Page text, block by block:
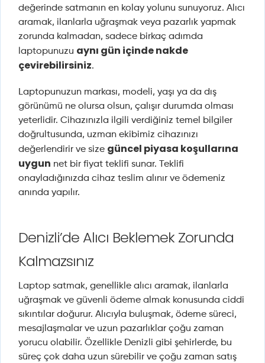
değerinde satmanın en kolay yolunu sunuyoruz. Alıcı
aramak, ilanlarla uğraşmak veya pazarlık yapmak
zorunda kalmadan, sadece birkaç adımda
laptopunuzu aynı gün içinde nakde
çevirebilirsiniz.
Laptopunuzun markası, modeli, yaşı ya da dış
görünümü ne olursa olsun, çalışır durumda olması
yeterlidir. Cihazınızla ilgili verdiğiniz temel bilgiler
doğrultusunda, uzman ekibimiz cihazınızı
değerlendirir ve size güncel piyasa koşullarına
uygun net bir fiyat teklifi sunar. Teklifi
onayladığınızda cihaz teslim alınır ve ödemeniz
anında yapılır.
Denizli’de Alıcı Beklemek Zorunda
Kalmazsınız
Laptop satmak, genellikle alıcı aramak, ilanlarla
uğraşmak ve güvenli ödeme almak konusunda ciddi
sıkıntılar doğurur. Alıcıyla buluşmak, ödeme süreci,
mesajlaşmalar ve uzun pazarlıklar çoğu zaman
yorucu olabilir. Özellikle Denizli gibi şehirlerde, bu
süreç çok daha uzun sürebilir ve çoğu zaman satış